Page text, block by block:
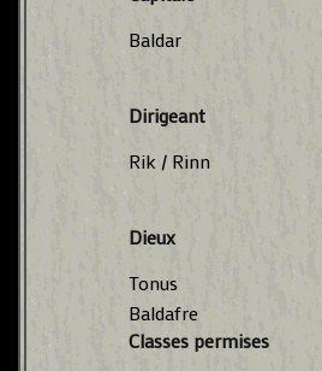
Baldar
Dirigeant
Rik / Rinn
Dieux
Tonus
Baldafre
Classes permises